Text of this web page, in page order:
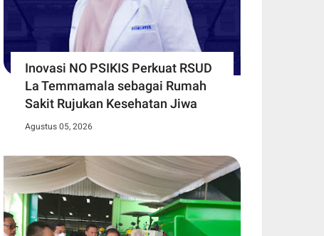
Inovasi NO PSIKIS Perkuat RSUD
La Temmamala sebagai Rumah
Sakit Rujukan Kesehatan Jiwa
Agustus 05, 2026